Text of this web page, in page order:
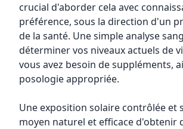
crucial d'aborder cela avec
préférence, sous la direction d'un
de la santé. Une simple analyse
déterminer vos niveaux actuels de
vous avez besoin de suppléments,
posologie appropriée.
Une exposition solaire contrôlée et
moyen naturel et efficace d'obtenir